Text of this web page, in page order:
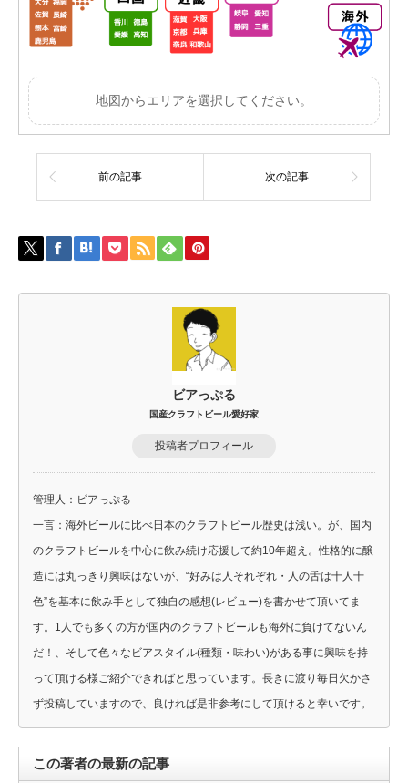
地図からエリアを選択してください。
前の記事 次の記事
ビアっぷる
国産クラフトビール愛好家
投稿者プロフィール
管理人：ビアっぷる
一言：海外ビールに比べ日本のクラフトビール歴史は浅い。が、国内
のクラフトビールを中心に飲み続け応援して約10年超え。性格的に醸
造には丸っきり興味はないが、“好みは人それぞれ・人の舌は十人十
色”を基本に飲み手として独自の感想(レビュー)を書かせて頂いてま
す。1人でも多くの方が国内のクラフトビールも海外に負けてないん
だ！、そして色々なビアスタイル(種類・味わい)がある事に興味を持
って頂ける様ご紹介できればと思っています。長きに渡り毎日欠かさ
ず投稿していますので、良ければ是非参考にして頂けると幸いです。
この著者の最新の記事